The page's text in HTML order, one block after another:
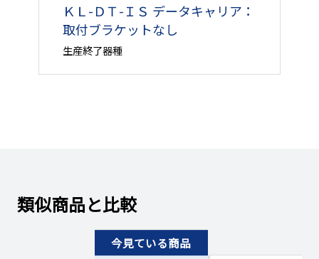
100400144
￥366,600円
（￥403,260円）
（￥149,435円）
￥135,850円
（￥149,435円）
ＫＬ-ＤＴ-ＩＳ データキャリア：
取付ブラケットなし
生産終了器種
類似商品と比較